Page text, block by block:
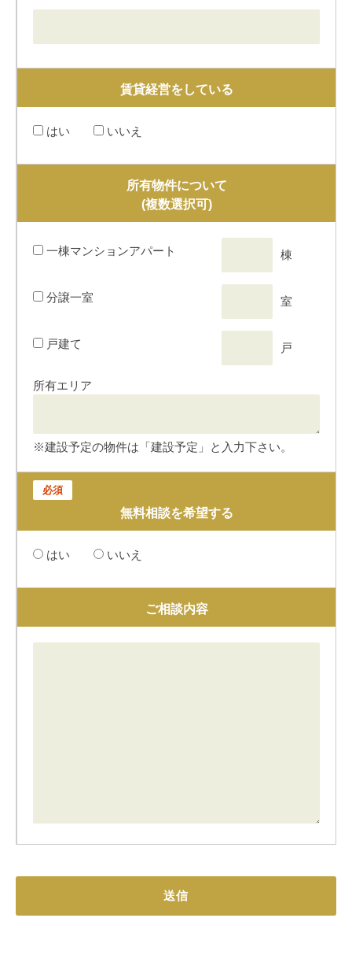
賃貸経営をしている
はい いいえ
所有物件について
(複数選択可)
一棟マンションアパート 棟
分譲一室 室
戸建て 戸
所有エリア
※建設予定の物件は「建設予定」と入力下さい。
必須
無料相談を希望する
はい いいえ
ご相談内容